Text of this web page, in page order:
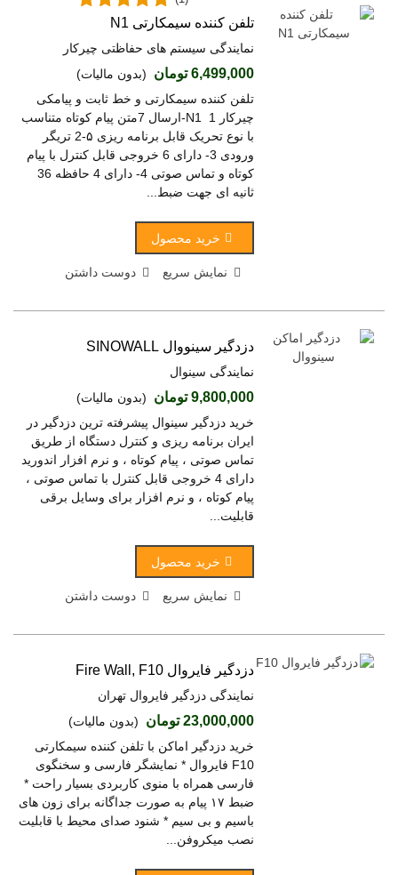
تلفن کننده سیمکارتی N1
نمایندگی سیستم های حفاظتی چیرکار
6,499,000 تومان (بدون مالیات)
تلفن کننده سیمکارتی و خط ثابت و پیامکی
چیرکار N1 1-ارسال 7متن پیام کوتاه متناسب
با نوع تحریک قابل برنامه ریزی ۵-2 تریگر
ورودی 3- دارای 6 خروجی قابل کنترل با پیام
کوتاه و تماس صوتی 4- دارای 4 حافظه 36
ثانیه ای جهت ضبط...
خرید محصول
نمایش سریع دوست داشتن
دزدگیر سینووال SINOWALL
نمایندگی سینوال
9,800,000 تومان
(بدون مالیات)
خرید دزدگیر سینوال پیشرفته ترین دزدگیر در
ایران برنامه ریزی و کنترل دستگاه از طریق
تماس صوتی ، پیام کوتاه ، و نرم افزار اندورید
دارای 4 خروجی قابل کنترل با تماس صوتی ،
پیام کوتاه ، و نرم افزار برای وسایل برقی
قابلیت...
خرید محصول
نمایش سریع دوست داشتن
دزدگیر فایروال Fire Wall, F10
نمایندگی دزدگیر فایروال تهران
23,000,000 تومان
(بدون مالیات)
خرید دزدگیر اماکن با تلفن کننده سیمکارتی
F10 فایروال * نمایشگر فارسی و سخنگوی
فارسی همراه با منوی کاربردی بسیار راحت *
ضبط ۱۷ پیام به صورت جداگانه برای زون های
باسیم و بی سیم * شنود صدای محیط با قابلیت
نصب میکروفن...